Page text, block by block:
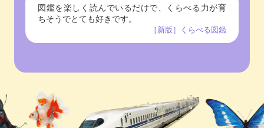
図鑑を楽しく読んでいるだけで、くらべる力が育
ちそうでとても好きです。
［新版］くらべる図鑑